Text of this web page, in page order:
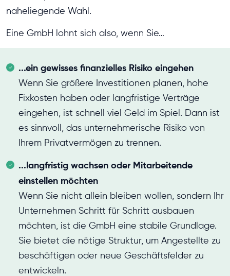
naheliegende Wahl.
Eine GmbH lohnt sich also, wenn Sie…
...ein gewisses finanzielles Risiko eingehen
Wenn Sie größere Investitionen planen, hohe
Fixkosten haben oder langfristige Verträge
eingehen, ist schnell viel Geld im Spiel. Dann ist
es sinnvoll, das unternehmerische Risiko von
Ihrem Privatvermögen zu trennen.
...langfristig wachsen oder Mitarbeitende
einstellen möchten
Wenn Sie nicht allein bleiben wollen, sondern Ihr
Unternehmen Schritt für Schritt ausbauen
möchten, ist die GmbH eine stabile Grundlage.
Sie bietet die nötige Struktur, um Angestellte zu
beschäftigen oder neue Geschäftsfelder zu
entwickeln.